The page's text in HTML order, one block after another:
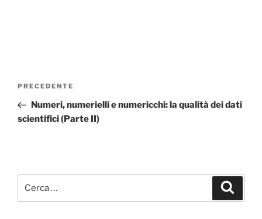
Navigazione
Articolo
precedente:
PRECEDENTE
Numeri, numerielli e numericchi: la qualità dei dati
scientifici (Parte II)